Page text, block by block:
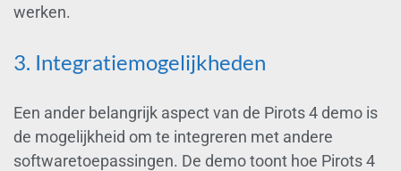
werken.
3. Integratiemogelijkheden
Een ander belangrijk aspect van de Pirots 4 demo is
de mogelijkheid om te integreren met andere
softwaretoepassingen. De demo toont hoe Pirots 4